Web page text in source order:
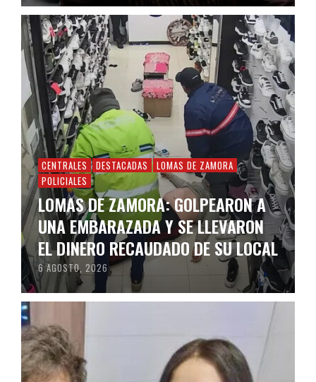
CENTRALES DESTACADAS
LOMAS DE ZAMORA
POLICIALES
LOMAS DE ZAMORA: GOLPEARON A
UNA EMBARAZADA Y SE LLEVARON
EL DINERO RECAUDADO DE SU LOCAL
6 AGOSTO, 2026